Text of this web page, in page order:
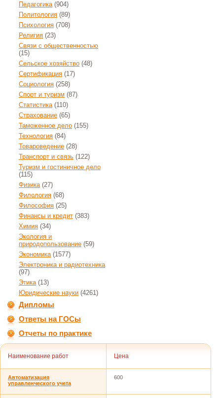
Педагогика(904)
Политология (89)
Психология (708)
Религия (23)
Связи с общественностью
(15)
Сельское хозяйство (48)
Сертификация (17)
Социология (258)
Спорт и туризм (87)
Статистика(110)
Страхование (65)
Таможенное дело (155)
Технология (84)
Товароведение (28)
Транспорт и связь (122)
Туризм и гостиничное дело
(115)
Физика(27)
Филология (68)
Философия (25)
Финансы и кредит (383)
Химия (34)
Экология и
природопользование (59)
Экономика(1577)
Электроника и радиотехника
(97)
Этика(13)
Юридические науки (4261)
Дипломы
Ответы на ГОСы
Отчеты по практике
Наименование работ Цена
Автоматизация
управленческого учета
600